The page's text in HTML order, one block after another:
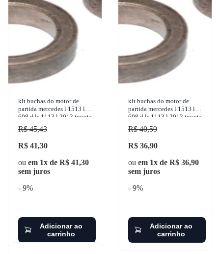
kit buchas do motor de
partida mercedes l 1513 l
608 d ls 1113 l 2013 toyota
bandeirante 1950-2001
sulcarbon - sc11
R$ 45,43
R$ 41,30
ou em 1x de R$ 41,30
sem juros
- 9%
Adicionar ao
carrinho
kit buchas do motor de
partida mercedes l 1513 l
608 d ls 1113 l 2013 toyota
bandeirante 1950-2001
sulcarbon - sc11
R$ 40,59
R$ 36,90
ou em 1x de R$ 36,90
sem juros
- 9%
Adicionar ao
carrinho